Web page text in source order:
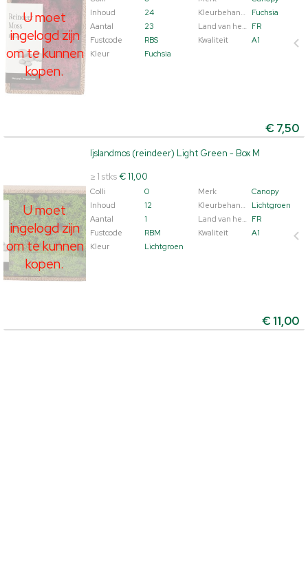
U moet
ingelogd zijn
om te kunnen
kopen.
Inhoud
24
Fuchsia
Aantal
23
FR
Fustcode
RBS Kwaliteit
A1
Kleur
Fuchsia
€ 7,50
U moet
ingelogd zijn
om te kunnen
kopen.
Ijslandmos (reindeer) Light Green - Box M
≥ 1 stks€ 11,00
Colli 0 Merk
Canopy
Inhoud
12
Lichtgroen
Aantal
1
FR
Fustcode
RBM Kwaliteit
A1
Kleur
Lichtgroen
€ 11,00
Ijslandmos (reindeer) Light Green - Box M
U moet ingelogd zijn om te kunnen kopen.
in te loggen.